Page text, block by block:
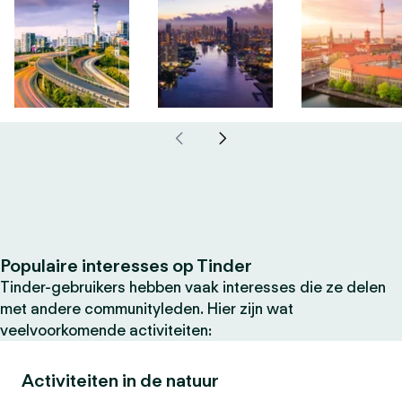
Populaire interesses op Tinder
Tinder-gebruikers hebben vaak interesses die ze delen
met andere communityleden. Hier zijn wat
veelvoorkomende activiteiten:
Activiteiten in de natuur